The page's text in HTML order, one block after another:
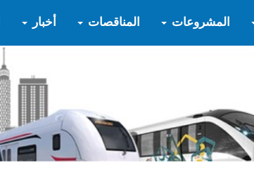
المشروعات المناقصات أخبار